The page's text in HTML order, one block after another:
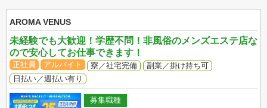
AROMA VENUS
未経験でも大歓迎！学歴不問！非風俗のメンズエステ店な
ので安心してお仕事できます！
正社員 アルバイト 寮／社宅完備
副業／掛け持ち可
日払い／週払い有り
募集職種